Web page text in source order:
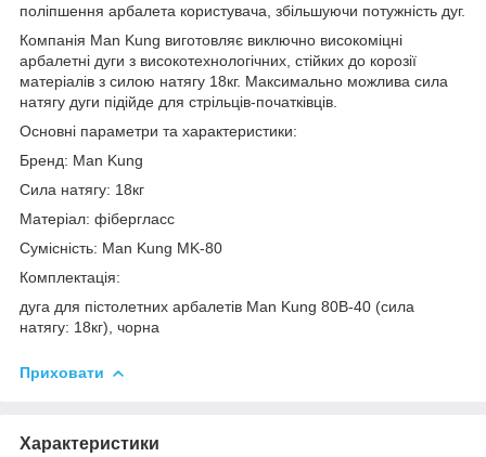
поліпшення арбалета користувача, збільшуючи потужність дуг.
Компанія Man Kung виготовляє виключно високоміцні
арбалетні дуги з високотехнологічних, стійких до корозії
матеріалів з силою натягу 18кг. Максимально можлива сила
натягу дуги підійде для стрільців-початківців.
Основні параметри та характеристики:
Бренд: Man Kung
Сила натягу: 18кг
Матеріал: фібергласс
Сумісність: Man Kung MK-80
Комплектація:
дуга для пістолетних арбалетів Man Kung 80B-40 (сила
натягу: 18кг), чорна
Приховати
Характеристики